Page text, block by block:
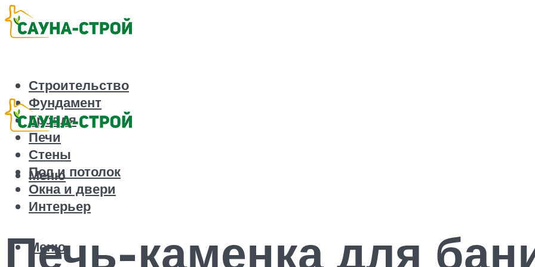
Строительство
Фундамент
Кровля
Печи
Стены
Пол и потолок
Окна и двери
Интерьер
Меню
Меню
Печь-каменка для